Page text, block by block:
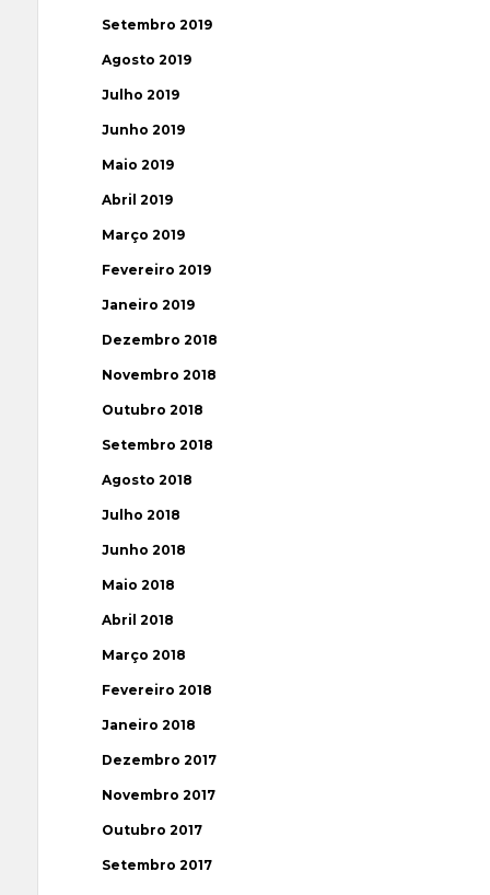
Setembro 2019
Agosto 2019
Julho 2019
Junho 2019
Maio 2019
Abril 2019
Março 2019
Fevereiro 2019
Janeiro 2019
Dezembro 2018
Novembro 2018
Outubro 2018
Setembro 2018
Agosto 2018
Julho 2018
Junho 2018
Maio 2018
Abril 2018
Março 2018
Fevereiro 2018
Janeiro 2018
Dezembro 2017
Novembro 2017
Outubro 2017
Setembro 2017